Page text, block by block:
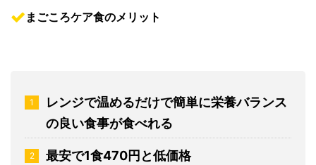
まごころケア食のメリット
レンジで温めるだけで簡単に栄養バランス
の良い食事が食べれる
最安で1食470円と低価格